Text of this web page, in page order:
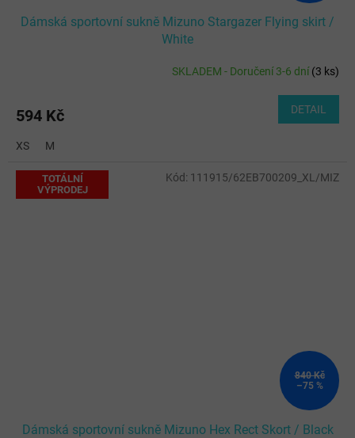
Dámská sportovní sukně Mizuno Stargazer Flying skirt /
White
SKLADEM - Doručení 3-6 dní(3 ks)
594 Kč DETAIL
XS M
TOTÁLNÍ
VÝPRODEJ
840 Kč
–75 %
Dámská sportovní sukně Mizuno Hex Rect Skort / Black
Kód: 111915/62EB700209_XL/MIZ